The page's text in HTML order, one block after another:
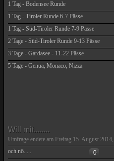
1 Tag - Bodensee Runde
1 Tag - Tiroler Runde 6-7 Pässe
1 Tag - Süd-Tiroler Runde 7-9 Pässe
2 Tage - Süd-Tiroler Runde 9-13 Pässe
3 Tage - Gardasee - 11-22 Pässe
5 Tage - Genua, Monaco, Nizza
Will mit........
Umfrage endete am Freitag 15. August
och nö.....
0